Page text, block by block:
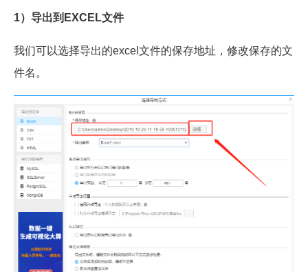
1）导出到EXCEL文件
我们可以选择导出的excel文件的保存地址，修改保存的文
件名。